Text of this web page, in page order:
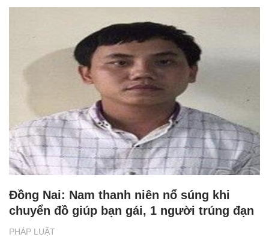
PHÁP LUẬT
Đồng Nai: Nam thanh niên nổ súng khi
chuyển đồ giúp bạn gái, 1 người trúng đạn